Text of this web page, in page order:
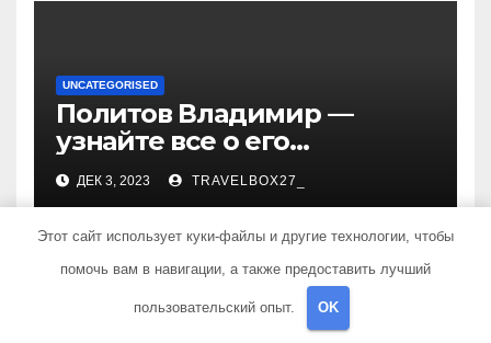
UNCATEGORISED
Политов Владимир —
узнайте все о его
биографии, возрасте и
впечатляющих
достижениях!
ДЕК 3, 2023 TRAVELBOX27_
Этот сайт использует куки-файлы и другие технологии, чтобы
помочь вам в навигации, а также предоставить лучший
пользовательский опыт. OK